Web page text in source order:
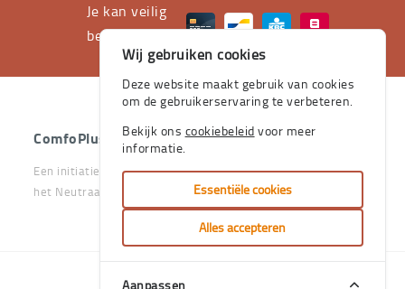
huis
stevige
zijn.
Je kan veilig
betalen met
ComfoPlus - 2026 - Alle rechten voorbehouden.
Een initiatief van het Vlaams & Neutraal Ziekenfonds en van
het Neutraal Ziekenfonds Vlaanderen
Wij gebruiken cookies
Deze website maakt gebruik van cookies
om de gebruikerservaring te verbeteren.
Bekijk ons cookiebeleid voor meer
informatie.
Essentiële cookies
Alles accepteren
Aanpassen